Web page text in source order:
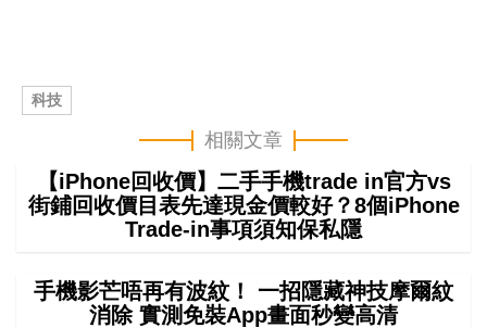
科技
相關文章
【iPhone回收價】二手手機trade in官方vs
街鋪回收價目表先達現金價較好？8個iPhone
Trade-in事項須知保私隱
手機影芒唔再有波紋！ 一招隱藏神技摩爾紋
消除 實測免裝App畫面秒變高清